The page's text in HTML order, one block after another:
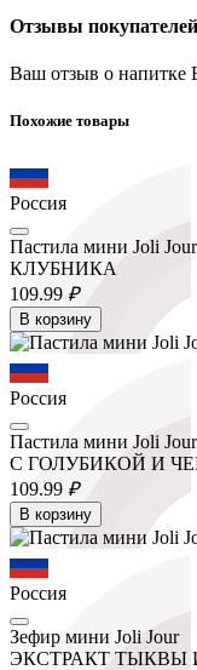
Отзывы покупателей
Ваш отзыв о напитке
Похожие товары
Россия
Пастила мини Joli Jour
КЛУБНИКА
109.99 ₽
В корзину
Россия
Пастила мини Joli Jour
С ГОЛУБИКОЙ И
109.99 ₽
В корзину
Россия
Зефир мини Joli Jour
ЭКСТРАКТ ТЫКВЫ